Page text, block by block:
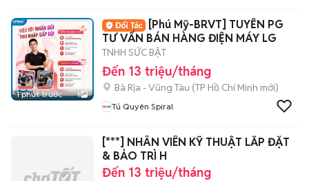
1 phút trước 1
[Phú Mỹ-BRVT] TUYỂN PG
TƯ VẤN BÁN HÀNG ĐIỆN MÁY LG
TNHH SỨC BẬT
Đến 13 triệu/tháng
Bà Rịa - Vũng Tàu (TP Hồ Chí Minh mới)
Tú Quyên Spiral
[***] NHÂN VIÊN KỸ THUẬT LẮP ĐẶT
& BẢO TRÌ H
Đến 13 triệu/tháng